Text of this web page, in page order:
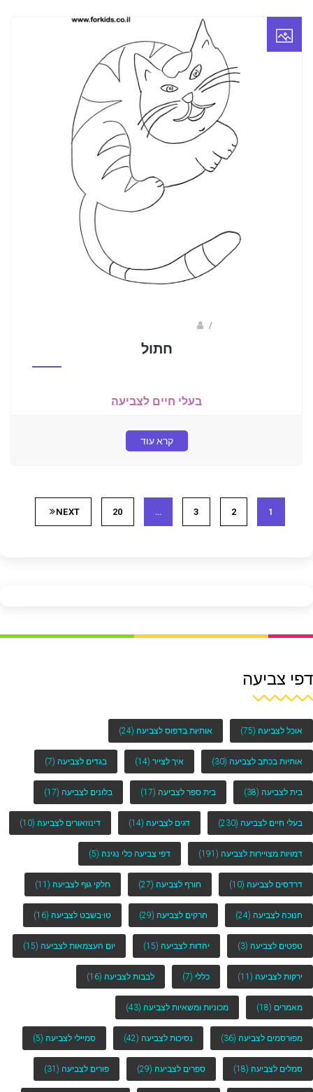
/
חתול
בעלי חיים לצביעה
קרא עוד
1
2
3
…
20
NEXT
דפי צביעה
אוכל לצביעה (75) אותיות בדפוס לצביעה (24)
אותיות בכתב לצביעה (30) איך לצייר (14) בגדים לצביעה (7)
בית לצביעה (38) בית ספר לצביעה (17) בלונים לצביעה (17)
בעלי חיים לצביעה (230) דגים לצביעה (14) דינוזאורים לצביעה (10)
דמויות מצויירות לצביעה (191) דפי צביעה כלי נגינה (5)
דרדסים לצביעה (10) חורף לצביעה (27) חלקי גוף לצביעה (11)
חנוכה לצביעה (24) חרקים לצביעה (29) טו-בשבט לצביעה (16)
טפטים לצביעה (3) יהדות לצביעה (15) יום העצמאות לצביעה (15)
ירקות לצביעה (11) כללי (7) לבבות לצביעה (16)
מאמרים (18) מכוניות ומשאיות לצביעה (43)
מפורסמים לצביעה (36) נסיכות לצביעה (42) סמיילי לצביעה (5)
סמלים לצביעה (18) ספרים לצביעה (29) פורים לצביעה (31)